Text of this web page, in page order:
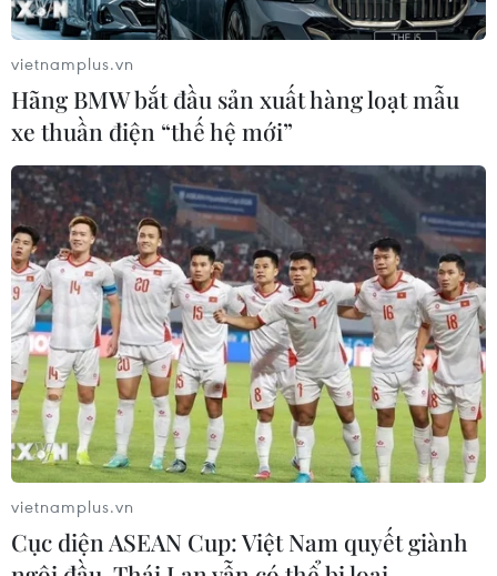
vietnamplus.vn
Hãng BMW bắt đầu sản xuất hàng loạt mẫu
xe thuần điện “thế hệ mới”
vietnamplus.vn
Cục diện ASEAN Cup: Việt Nam quyết giành